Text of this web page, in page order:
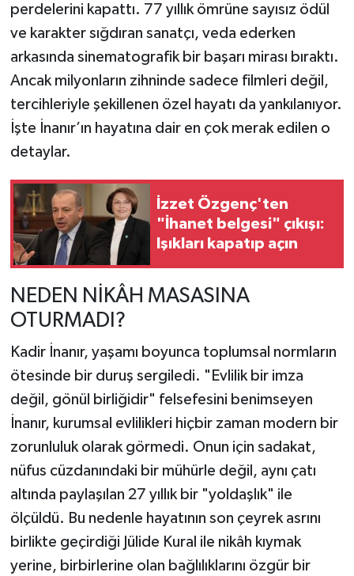
perdelerini kapattı. 77 yıllık ömrüne sayısız ödül
ve karakter sığdıran sanatçı, veda ederken
arkasında sinematografik bir başarı mirası bıraktı.
Ancak milyonların zihninde sadece filmleri değil,
tercihleriyle şekillenen özel hayatı da yankılanıyor.
İşte İnanır’ın hayatına dair en çok merak edilen o
detaylar.
İzzet Özgenç'ten
"İhanet belgesi" çıkışı:
Işıkları kapatıp açın
NEDEN NİKÂH MASASINA
OTURMADI?
Kadir İnanır, yaşamı boyunca toplumsal normların
ötesinde bir duruş sergiledi. "Evlilik bir imza
değil, gönül birliğidir" felsefesini benimseyen
İnanır, kurumsal evlilikleri hiçbir zaman modern bir
zorunluluk olarak görmedi. Onun için sadakat,
nüfus cüzdanındaki bir mühürle değil, aynı çatı
altında paylaşılan 27 yıllık bir "yoldaşlık" ile
ölçüldü. Bu nedenle hayatının son çeyrek asrını
birlikte geçirdiği Jülide Kural ile nikâh kıymak
yerine, birbirlerine olan bağlılıklarını özgür bir
OTOMOTİV
TEKNOLOJİ
YAŞAM
KÜLTÜR SANAT